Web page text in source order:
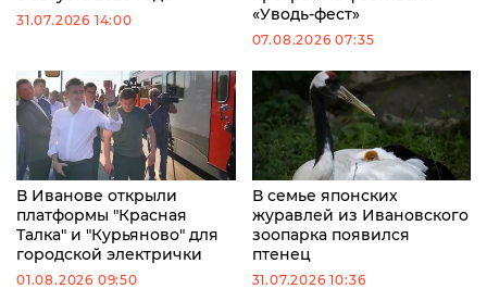
31.07.2026 14:00
«Уводь-фест»
07.08.2026 07:35
В Иванове открыли
платформы "Красная
Талка" и "Курьяново" для
городской электрички
01.08.2026 09:50
В семье японских
журавлей из Ивановского
зоопарка появился
птенец
31.07.2026 10:36